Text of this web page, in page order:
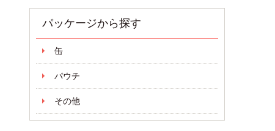
パッケージから探す
缶
パウチ
その他